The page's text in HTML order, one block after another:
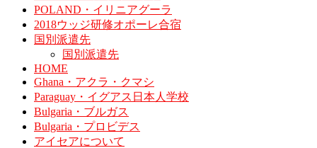
POLAND・イリニアグーラ
2018ウッジ研修オポーレ合宿
国別派遣先
国別派遣先
HOME
Ghana・アクラ・クマシ
Paraguay・イグアス日本人学校
Bulgaria・ブルガス
Bulgaria・プロビデス
アイセアについて